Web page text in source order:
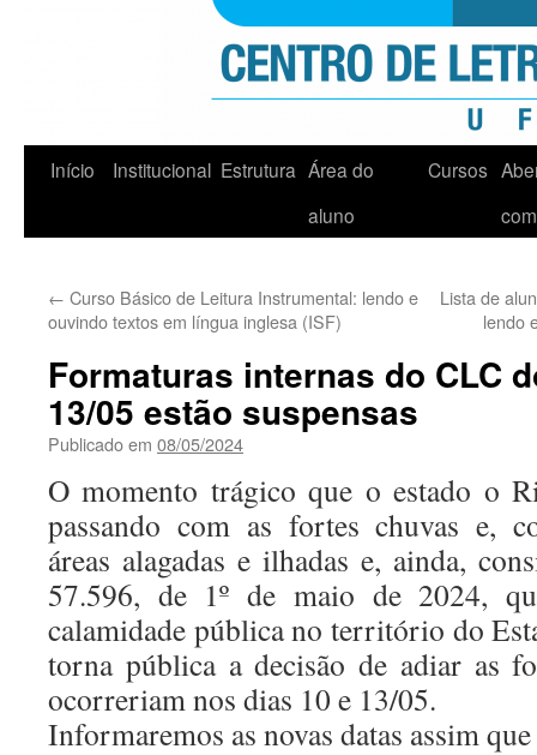
Início Institucional Estrutura Área do
aluno
Cursos
← Curso Básico de Leitura Instrumental: lendo e
ouvindo textos em língua inglesa (ISF)
Lista de
lendo
Formaturas internas do CLC
13/05 estão suspensas
Publicado em 08/05/2024
O momento trágico que o estado o
passando com as fortes chuvas e,
áreas alagadas e ilhadas e, ainda,
57.596, de 1º de maio de 2024,
calamidade pública no território do
torna pública a decisão de adiar as
ocorreriam nos dias 10 e 13/05.
Informaremos as novas datas assim